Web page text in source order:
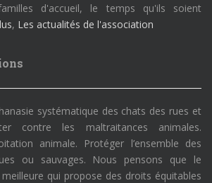
d'accueil, le temps qu'ils soient
, Les actualités de l'association
systématique des chats des rues et
contre les maltraitances animales.
animale. Protéger l’ensemble des
ou sauvages. Nous pensons que le
qui propose des droits équitables